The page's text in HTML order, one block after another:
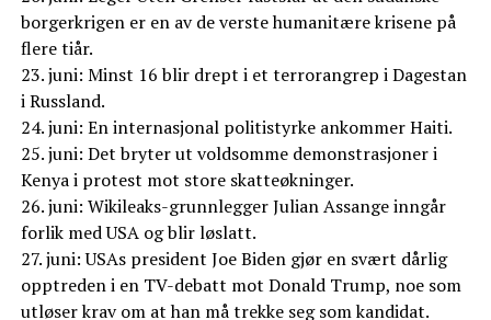
borgerkrigen er en av de verste humanitære krisene på
flere tiår.
23. juni: Minst 16 blir drept i et terrorangrep i Dagestan
i Russland.
24. juni: En internasjonal politistyrke ankommer Haiti.
25. juni: Det bryter ut voldsomme demonstrasjoner i
Kenya i protest mot store skatteøkninger.
26. juni: Wikileaks-grunnlegger Julian Assange inngår
forlik med USA og blir løslatt.
27. juni: USAs president Joe Biden gjør en svært dårlig
opptreden i en TV-debatt mot Donald Trump, noe som
utløser krav om at han må trekke seg som kandidat.